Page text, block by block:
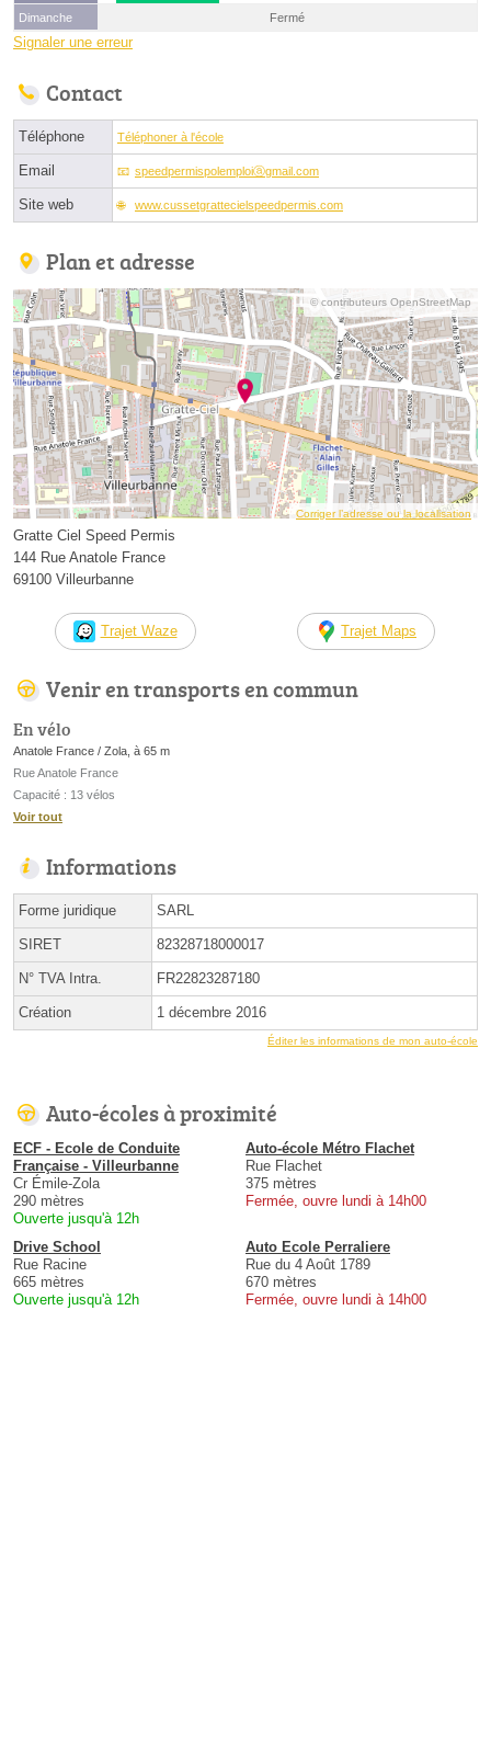
Dimanche
Fermé
Signaler une erreur
Contact
Téléphone Téléphoner à l'école
Email speedpermispolemploiⓐgmail.com
Site web www.cussetgrattecielspeedpermis.com
Plan et adresse
© contributeurs OpenStreetMap
Corriger l’adresse ou la localisation
Gratte Ciel Speed Permis
144 Rue Anatole France
69100 Villeurbanne
Trajet Waze Trajet Maps
Venir en transports en commun
En vélo
Anatole France / Zola, à 65 m
Rue Anatole France
Capacité : 13 vélos
Voir tout
Informations
Forme juridique SARL
SIRET 82328718000017
N° TVA Intra. FR22823287180
Création 1 décembre 2016
Éditer les informations de mon auto-école
Auto-écoles à proximité
ECF - Ecole de Conduite
Française - Villeurbanne
Cr Émile-Zola
290 mètres
Ouverte jusqu'à 12h
Auto-école Métro Flachet
Rue Flachet
375 mètres
Fermée, ouvre lundi à 14h00
Drive School
Rue Racine
665 mètres
Ouverte jusqu'à 12h
Auto Ecole Perraliere
Rue du 4 Août 1789
670 mètres
Fermée, ouvre lundi à 14h00